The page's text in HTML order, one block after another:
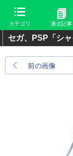
カテゴリ 過去記事
セガ、PSP「シャ
前の画像